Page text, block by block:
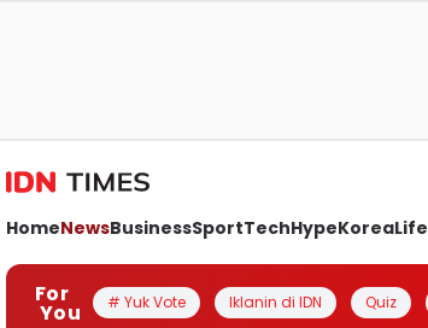
HomeNewsBusinessSportTechHypeKoreaLife
For
You # Yuk Vote Iklanin di IDN Quiz